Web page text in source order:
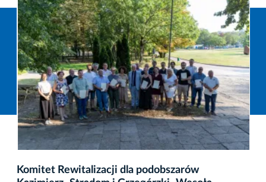
Komitet Rewitalizacji dla podobszarów